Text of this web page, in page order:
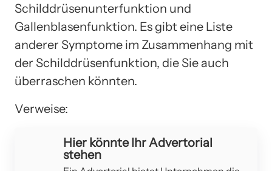
Schilddrüsenunterfunktion und
Gallenblasenfunktion. Es gibt eine Liste
anderer Symptome im Zusammenhang mit
der Schilddrüsenfunktion, die Sie auch
überraschen könnten.
Verweise:
Hier könnte Ihr Advertorial
stehen